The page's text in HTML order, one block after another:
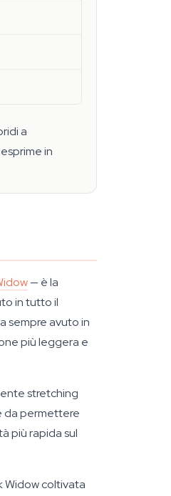
a
in
— è la
in tutto il
sempre avuto in
più leggera e
stretching
da permettere
più rapida sul
Widow coltivata